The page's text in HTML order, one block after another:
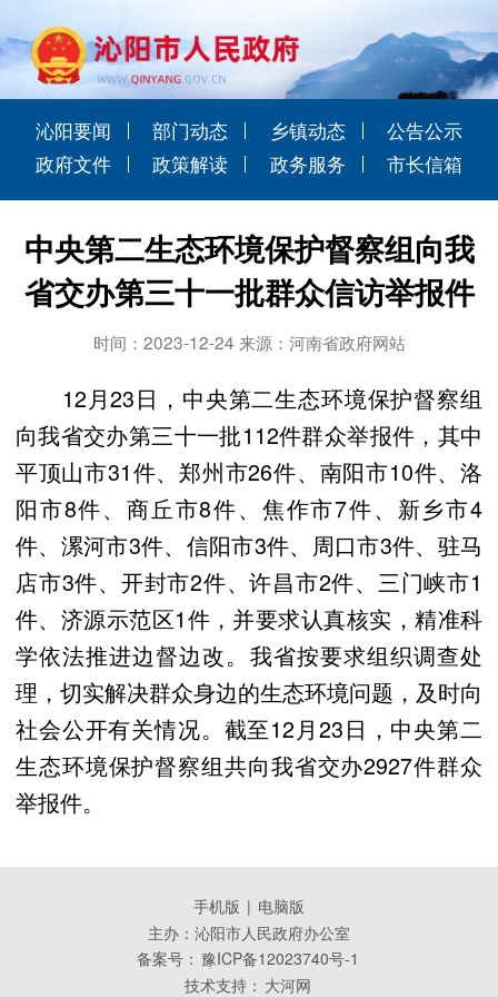
沁阳要闻 部门动态 乡镇动态
公告公示
政府文件
政策解读 政务服务 市长信箱
中央第二生态环境保护督察组向我
省交办第三十一批群众信访举报件
时间：2023-12-24 来源：河南省政府网站
12月23日，中央第二生态环境保护督察组
向我省交办第三十一批112件群众举报件，其中
平顶山市31件、郑州市26件、南阳市10件、洛
阳市8件、商丘市8件、焦作市7件、新乡市4
件、漯河市3件、信阳市3件、周口市3件、驻马
店市3件、开封市2件、许昌市2件、三门峡市1
件、济源示范区1件，并要求认真核实，精准科
学依法推进边督边改。我省按要求组织调查处
理，切实解决群众身边的生态环境问题，及时向
社会公开有关情况。截至12月23日，中央第二
生态环境保护督察组共向我省交办2927件群众
举报件。
手机版 | 电脑版
主办：沁阳市人民政府办公室
备案号： 豫ICP备12023740号-1
技术支持： 大河网